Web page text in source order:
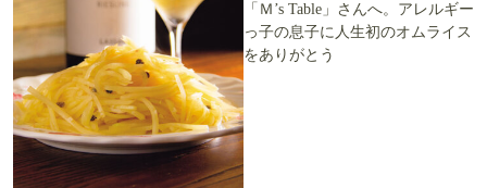
「Ｍ’s Table」さんへ。アレルギー
っ子の息子に人生初のオムライス
をありがとう